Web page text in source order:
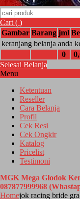
Cart ( )
Gambar Barang jml
keranjang belanja anda
0
Selesai Belanja
Menu
Ketentuan
Reseller
Cara Belanja
Profil
Cek Resi
Cek Ongkir
Katalog
Pricelist
Testimoni
MGK Mega Glodok
087877999968
Homejok racing bride